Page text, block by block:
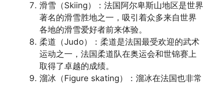
滑雪（Skiing）：法国阿尔卑斯山地区是世界
著名的滑雪胜地之一，吸引着众多来自世界
各地的滑雪爱好者前来体验。
柔道（Judo）：柔道是法国最受欢迎的武术
运动之一，法国柔道队在奥运会和世锦赛上
取得了卓越的成绩。
溜冰（Figure skating）：溜冰在法国也非常